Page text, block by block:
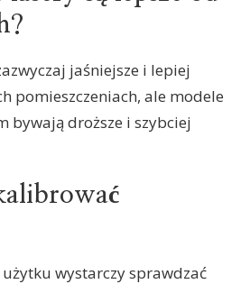
jaśniejsze i lepiej
pomieszczeniach, ale modele
bywają droższe i szybciej
wystarczy sprawdzać